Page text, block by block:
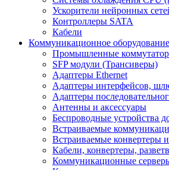
Ускорители нейронных
Контроллеры SATA
Кабели
Коммуникационное оборудование
Промышленные
SFP модули (Трансиверы)
Адаптеры Ethernet
Адаптеры интерфейсов,
Адаптеры
Антенны и аксессуары
Беспроводные устройства
Встраиваемые
Встраиваемые конвертеры
Кабели, конвертеры,
Коммуникационные